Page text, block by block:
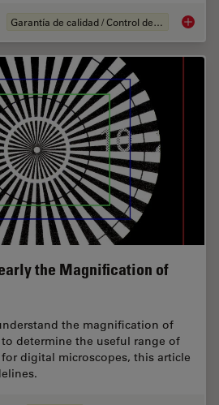
Garantía de calidad / Control de calidad Quality
the Magnification of
the magnification of
determine the useful range of
digital microscopes, this article